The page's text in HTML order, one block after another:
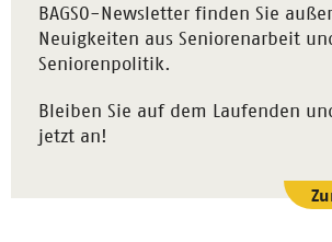
BAGSO-Newsletter finden Sie
Neuigkeiten aus Seniorenarbeit
Seniorenpolitik.
Bleiben Sie auf dem Laufenden
jetzt an!